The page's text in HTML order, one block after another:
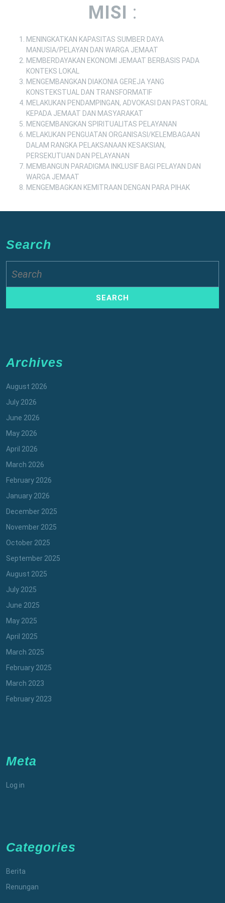
MISI :
MENINGKATKAN KAPASITAS SUMBER DAYA
MANUSIA/PELAYAN DAN WARGA JEMAAT
MEMBERDAYAKAN EKONOMI JEMAAT BERBASIS PADA
KONTEKS LOKAL
MENGEMBANGKAN DIAKONIA GEREJA YANG
KONSTEKSTUAL DAN TRANSFORMATIF
MELAKUKAN PENDAMPINGAN, ADVOKASI DAN PASTORAL
KEPADA JEMAAT DAN MASYARAKAT
MENGEMBANGKAN SPIRITUALITAS PELAYANAN
MELAKUKAN PENGUATAN ORGANISASI/KELEMBAGAAN
DALAM RANGKA PELAKSANAAN KESAKSIAN,
PERSEKUTUAN DAN PELAYANAN
MEMBANGUN PARADIGMA INKLUSIF BAGI PELAYAN DAN
WARGA JEMAAT
MENGEMBAGKAN KEMITRAAN DENGAN PARA PIHAK
Search
for:
Archives
August 2026
July 2026
June 2026
May 2026
April 2026
March 2026
February 2026
January 2026
December 2025
November 2025
October 2025
September 2025
August 2025
July 2025
June 2025
May 2025
April 2025
March 2025
February 2025
March 2023
February 2023
Meta
Log in
Categories
Berita
Renungan